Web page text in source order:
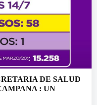
DE SALUD
: UN